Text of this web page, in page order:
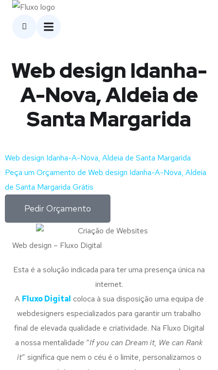
Web design Idanha-
A-Nova, Aldeia de
Santa Margarida
Web design Idanha-A-Nova, Aldeia de Santa Margarida
Peça um Orçamento de Web design Idanha-A-Nova, Aldeia
de Santa Margarida Grátis
Pedir Orçamento
Web design – Fluxo Digital
Esta é a solução indicada para ter uma presença única na
internet.
A Fluxo Digital coloca à sua disposição uma equipa de
webdesigners especializados para garantir um trabalho
final de elevada qualidade e criatividade. Na Fluxo Digital
a nossa mentalidade “If you can Dream it, We can Rank
it” significa que nem o céu é o limite, personalizamos o